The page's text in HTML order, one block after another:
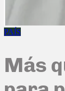
PAÍS
Más